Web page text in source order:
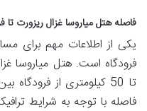
فاصله هتل میاروسا غزال ریزورت تا
یکی از اطلاعات مهم برای